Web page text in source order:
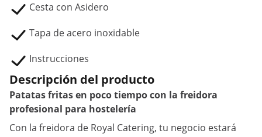
Cesta con Asidero
Tapa de acero inoxidable
Instrucciones
Descripción del producto
Patatas fritas en poco tiempo con la freidora
profesional para hostelería
Con la freidora de Royal Catering, tu negocio estará